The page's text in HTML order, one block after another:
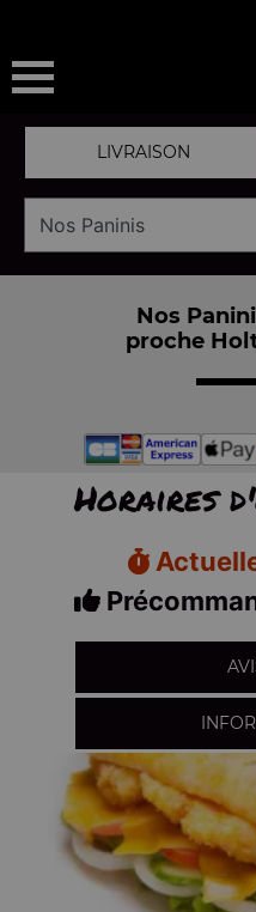
LIVRAISON
Nos
proche
Horaires